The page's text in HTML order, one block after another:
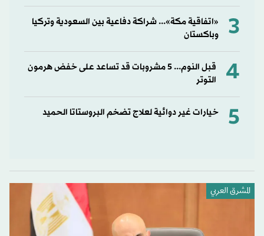
3
«اتفاقية مكة»... شراكة دفاعية بين السعودية وتركيا
وباكستان
4
قبل النوم... 5 مشروبات قد تساعد على خفض هرمون
التوتر
5 خيارات غير دوائية لعلاج تضخم البروستاتا الحميد
المشرق العربي